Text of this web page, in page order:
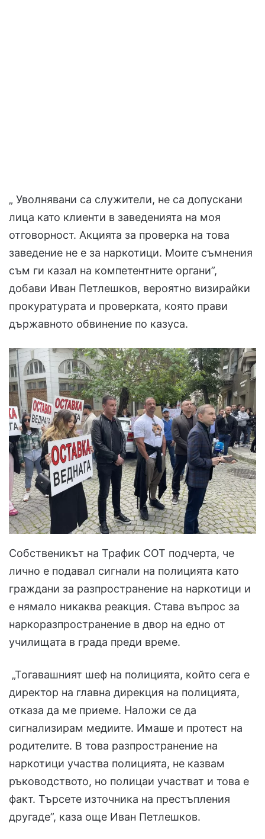
„ Уволнявани са служители, не са допускани
лица като клиенти в заведенията на моя
отговорност. Акцията за проверка на това
заведение не е за наркотици. Моите съмнения
съм ги казал на компетентните органи”,
добави Иван Петлешков, вероятно визирайки
прокуратурата и проверката, която прави
държавното обвинение по казуса.
Собственикът на Трафик СОТ подчерта, че
лично е подавал сигнали на полицията като
граждани за разпространение на наркотици и
е нямало никаква реакция. Става въпрос за
наркоразпространение в двор на едно от
училищата в града преди време.
„Тогавашният шеф на полицията, който сега е
директор на главна дирекция на полицията,
отказа да ме приеме. Наложи се да
сигнализирам медиите. Имаше и протест на
родителите. В това разпространение на
наркотици участва полицията, не казвам
ръководството, но полицаи участват и това е
факт. Търсете източника на престъпления
другаде”, каза още Иван Петлешков.